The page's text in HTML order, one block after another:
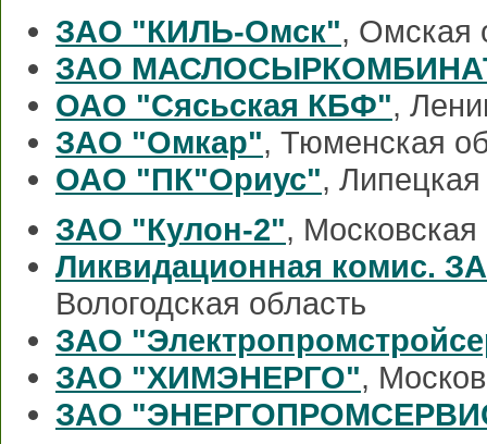
ЗАО "КИЛЬ-Омск", Омская
ЗАО
ОАО "Сясьская КБФ",
ЗАО "Омкар", Тюменская
ОАО "ПК"Ориус",
ЗАО "Кулон-2", Московская
Ликвидационная комис.
Вологодская область
ЗАО
ЗАО "ХИМЭНЕРГО",
ЗАО